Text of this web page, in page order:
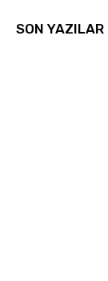
SON YAZILAR